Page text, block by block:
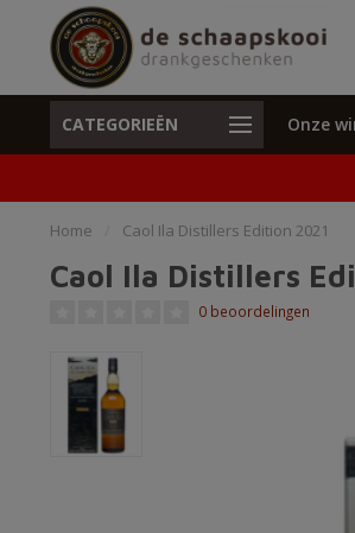
CATEGORIEËN Onze
Unieke cadeaus en specials
Home Caol Ila Distillers Edition 2021
Caol Ila Distillers
0 beoordelingen